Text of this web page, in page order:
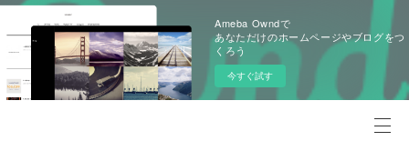
Ameba Owndで
あなただけのホームページやブログをつ
くろう
今すぐ試す